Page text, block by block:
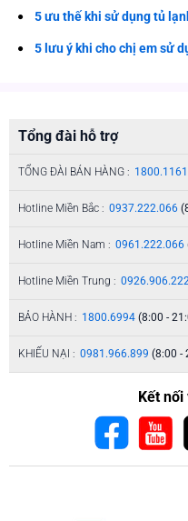
5 ưu thế khi sử dụng tủ
5 lưu ý khi cho chị em sử
Tổng đài hỗ trợ
TỔNG ĐÀI BÁN HÀNG : 1800.1161
Hotline Miền Bắc : 0937.222.066
Hotline Miền Nam : 0961.222.066
Hotline Miền Trung :
BẢO HÀNH : 1800.6994 (8:00 -
KHIẾU NẠI : 0981.966.899 (8:00 -
Kết nối